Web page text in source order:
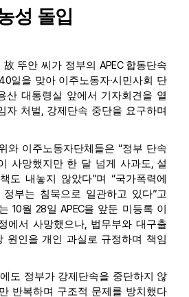
성 돌입
故 뚜안 씨가 정부의 APEC 합동단속
40일을 맞아 이주노동자·시민사회 단
산 대통령실 앞에서 기자회견을 열
자 처벌, 강제단속 중단을 요구하며
와 이주노동자단체들은 “정부 단속
사망했지만 한 달 넘게 사과도, 설
도 내놓지 않았다”며 “국가폭력에
부는 침묵으로 일관하고 있다”고
10월 28일 APEC을 앞둔 미등록 이
에서 사망했으나, 법무부와 대구출
원인을 개인 과실로 규정하며 책임
도 정부가 강제단속을 중단하지 않
반복하며 구조적 문제를 방치했다